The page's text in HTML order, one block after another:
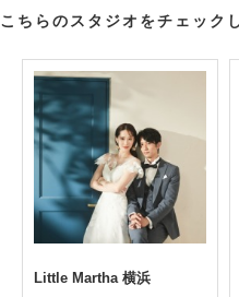
こちらのスタジオをチェック
Little Martha 横浜